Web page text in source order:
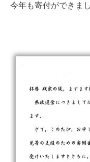
今年も寄付ができま